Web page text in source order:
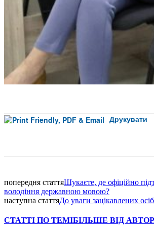
Друкувати
попередня статтяШукаєте, де офіційно
володіння державною мовою?
наступна статтяДо уваги зацікавлених осіб
СТАТТІ ПО ТЕМІБІЛЬШЕ ВІД